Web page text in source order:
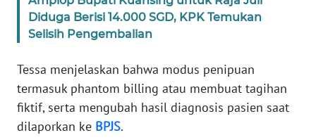
Diduga Berisi 14.000 SGD, KPK Temukan
Selisih Pengembalian
Tessa menjelaskan bahwa modus penipuan
termasuk phantom billing atau membuat tagihan
fiktif, serta mengubah hasil diagnosis pasien saat
dilaporkan ke BPJS.
REDAKSI
DISCLAIMER
Wahana